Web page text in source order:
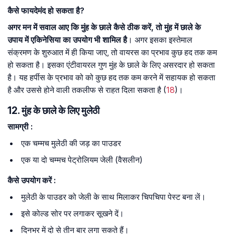
कैसे फायदेमंद हो सकता है?
अगर मन में सवाल आए कि मुंह के छाले कैसे ठीक करें, तो मुंह में छाले के
उपाय में एकिनेसिया का उपयोग भी शामिल है। अगर इसका इस्तेमाल
संक्रमण के शुरुआत में ही किया जाए, तो वायरस का प्रभाव कुछ हद तक कम
हो सकता है। इसका एंटीवायरल गुण मुंह के छाले के लिए असरदार हो सकता
है। यह हर्पीस के प्रभाव को को कुछ हद तक कम करने में सहायक हो सकता
है और उससे होने वाली तकलीफ से राहत दिला सकता है (18)।
12. मुंह के छाले के लिए मुलेठी
सामग्री:
एक चम्मच मुलेठी की जड़ का पाउडर
एक या दो चम्मच पेट्रोलियम जेली (वैसलीन)
कैसे उपयोग करें:
मुलेठी के पाउडर को जेली के साथ मिलाकर चिपचिपा पेस्ट बना लें।
इसे कोल्ड सोर पर लगाकर सूखने दें।
दिनभर में दो से तीन बार लगा सकते हैं।